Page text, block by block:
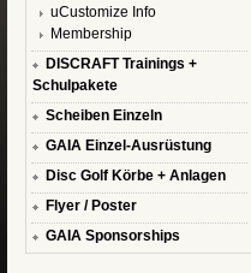
uCustomize Info
Membership
DISCRAFT Trainings +
Schulpakete
Scheiben Einzeln
GAIA Einzel-Ausrüstung
Disc Golf Körbe + Anlagen
Flyer / Poster
GAIA Sponsorships